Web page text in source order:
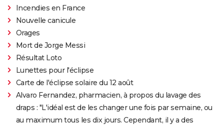
Incendies en France
Nouvelle canicule
Orages
Mort de Jorge Messi
Résultat Loto
Lunettes pour l'éclipse
Carte de l'éclipse solaire du 12 août
Alvaro Fernandez, pharmacien, à propos du lavage des
draps : "L'idéal est de les changer une fois par semaine, ou
au maximum tous les dix jours. Cependant, il y a des